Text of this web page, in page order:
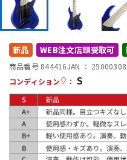
DTM オンライン納品
配信/ライブ機器
新品 WEB注文店頭受取可
商品番号 844416JAN ：
コンディション
： S